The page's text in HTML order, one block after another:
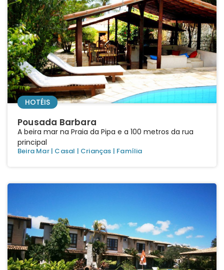
HOTÉIS
Pousada Barbara
A beira mar na Praia da Pipa e a 100 metros da rua
principal
Beira Mar| Casal | Crianças | Família